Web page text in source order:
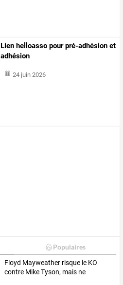
Lien helloasso pour pré-adhésion et
adhésion
24 juin 2026
Populaires
Floyd Mayweather risque le KO
contre MikeTyson, mais ne